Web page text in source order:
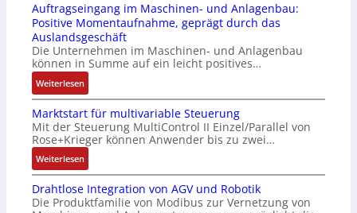
s
t
s
i
c
h
f
l
e
x
i
b
e
l
r
i
n
g
e
n
4
G
u
n
d
5
G
a
3
-
Z
e
r
t
i
f
i
z
i
e
u
u
c
k
a
u
s
g
l
e
i
c
h
e
Auftragseingang im Maschinen- und Anlagenbau:
Positive Momentaufnahme, geprägt durch das
Auslandsgeschäft
Die Unternehmen im Maschinen- und Anlagenbau
können in Summe auf ein leicht positives…
Weiterlesen:
A
u
f
t
r
a
g
s
Marktstart für multivariable Steuerung
Mit der Steuerung MultiControl II Einzel/Parallel von
Rose+Krieger können Anwender bis zu zwei…
Weiterlesen:
M
a
r
Drahtlose Integration von AGV und Robotik
Die Produktfamilie von Modibus zur Vernetzung von